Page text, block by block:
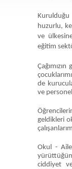
huzurlu,
ve
eğitim
de
ve
geldikleri
Okul -
ciddiyet